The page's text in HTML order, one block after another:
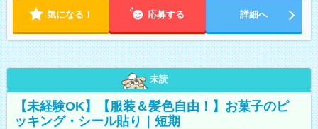
気になる！ 応募する 詳細へ
未読
【未経験OK】【服装＆髪色自由！】お菓子のピ
ッキング・シール貼り｜短期